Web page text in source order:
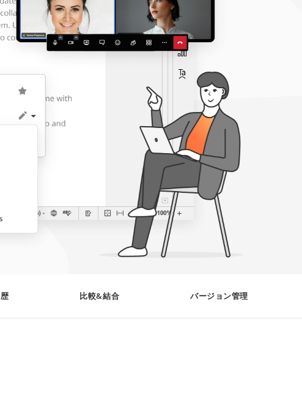
比較&結合 バージョン管理